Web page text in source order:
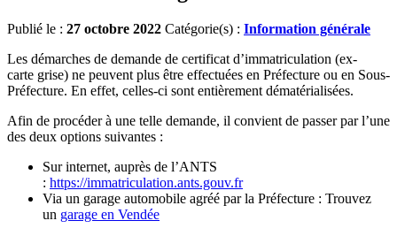
Publié le : 27 octobre 2022 Catégorie(s) : Information générale
Les démarches de demande de certificat d’immatriculation (ex-
carte grise) ne peuvent plus être effectuées en Préfecture ou en Sous-
Préfecture. En effet, celles-ci sont entièrement dématérialisées.
Afin de procéder à une telle demande, il convient de passer par l’une
des deux options suivantes :
Sur internet, auprès de l’ANTS
: https://immatriculation.ants.gouv.fr
Via un garage automobile agréé par la Préfecture : Trouvez
un garage en Vendée